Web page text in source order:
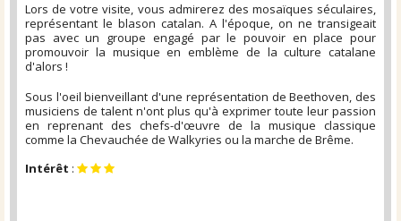
Lors de votre visite, vous admirerez des mosaïques séculaires,
représentant le blason catalan. A l'époque, on ne transigeait
pas avec un groupe engagé par le pouvoir en place pour
promouvoir la musique en emblème de la culture catalane
d'alors !
Sous l'oeil bienveillant d'une représentation de Beethoven, des
musiciens de talent n'ont plus qu'à exprimer toute leur passion
en reprenant des chefs-d'œuvre de la musique classique
comme la Chevauchée de Walkyries ou la marche de Brême.
Intérêt :